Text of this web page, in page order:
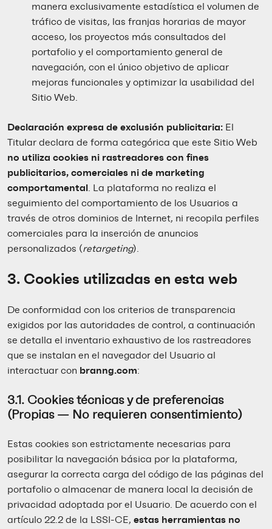
manera exclusivamente estadística el volumen de
tráfico de visitas, las franjas horarias de mayor
acceso, los proyectos más consultados del
portafolio y el comportamiento general de
navegación, con el único objetivo de aplicar
mejoras funcionales y optimizar la usabilidad del
Sitio Web.
Declaración expresa de exclusión publicitaria: El
Titular declara de forma categórica que este Sitio Web
no utiliza cookies ni rastreadores con fines
publicitarios, comerciales ni de marketing
comportamental. La plataforma no realiza el
seguimiento del comportamiento de los Usuarios a
través de otros dominios de Internet, ni recopila perfiles
comerciales para la inserción de anuncios
personalizados (retargeting).
3. Cookies utilizadas en esta web
De conformidad con los criterios de transparencia
exigidos por las autoridades de control, a continuación
se detalla el inventario exhaustivo de los rastreadores
que se instalan en el navegador del Usuario al
interactuar con branng.com:
3.1. Cookies técnicas y de preferencias
(Propias — No requieren consentimiento)
Estas cookies son estrictamente necesarias para
posibilitar la navegación básica por la plataforma,
asegurar la correcta carga del código de las páginas del
portafolio o almacenar de manera local la decisión de
privacidad adoptada por el Usuario. De acuerdo con el
artículo 22.2 de la LSSI-CE, estas herramientas no